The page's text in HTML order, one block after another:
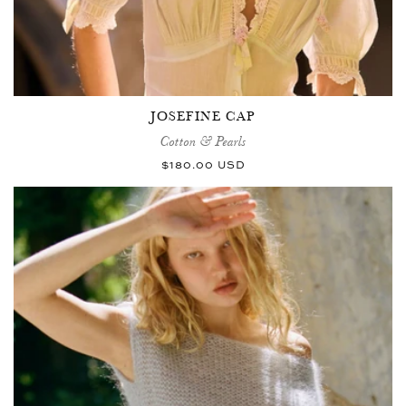
JOSEFINE CAP
Cotton & Pearls
Normaler
$180.00 USD